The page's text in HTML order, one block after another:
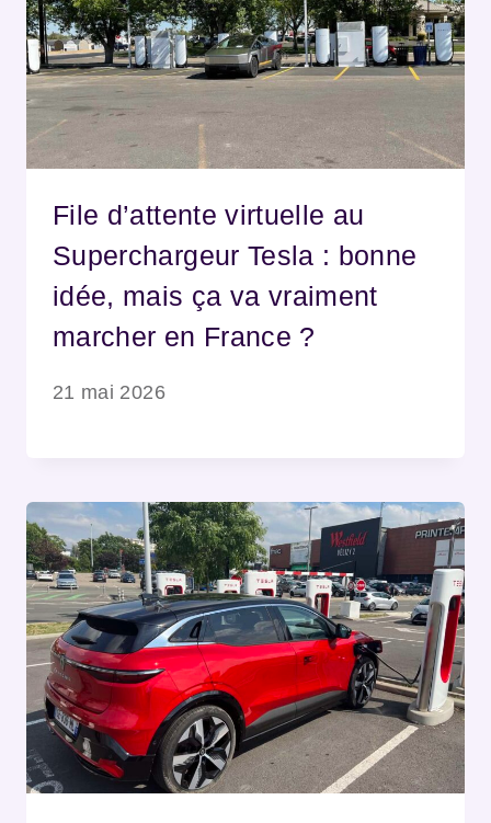
File d’attente virtuelle au
Superchargeur Tesla : bonne
idée, mais ça va vraiment
marcher en France ?
21 mai 2026